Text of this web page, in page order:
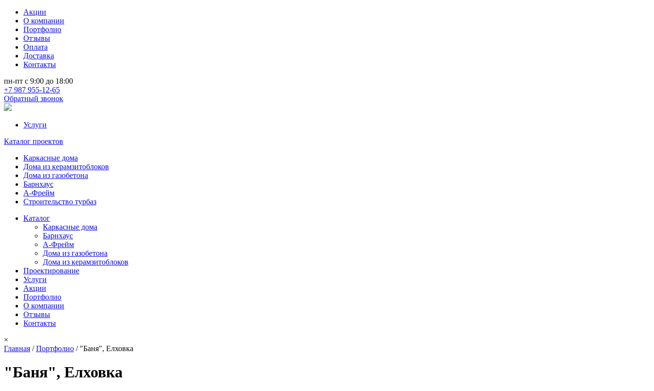
Акции
О компании
Портфолио
Отзывы
Оплата
Доставка
Контакты
пн-пт с 9:00 до 18:00
+7 987 955-12-65
Обратный звонок
Услуги
Каталог проектов
Каркасные дома
Дома из керамзитоблоков
Дома из газобетона
Барнхаус
А-Фрейм
Строительство турбаз
Каталог
Каркасные дома
Барнхаус
А-Фрейм
Дома из газобетона
Дома из керамзитоблоков
Проектирование
Услуги
Акции
Портфолио
О компании
Отзывы
Контакты
×
Главная / Портфолио / "Баня", Елховка
"Баня", Елховка